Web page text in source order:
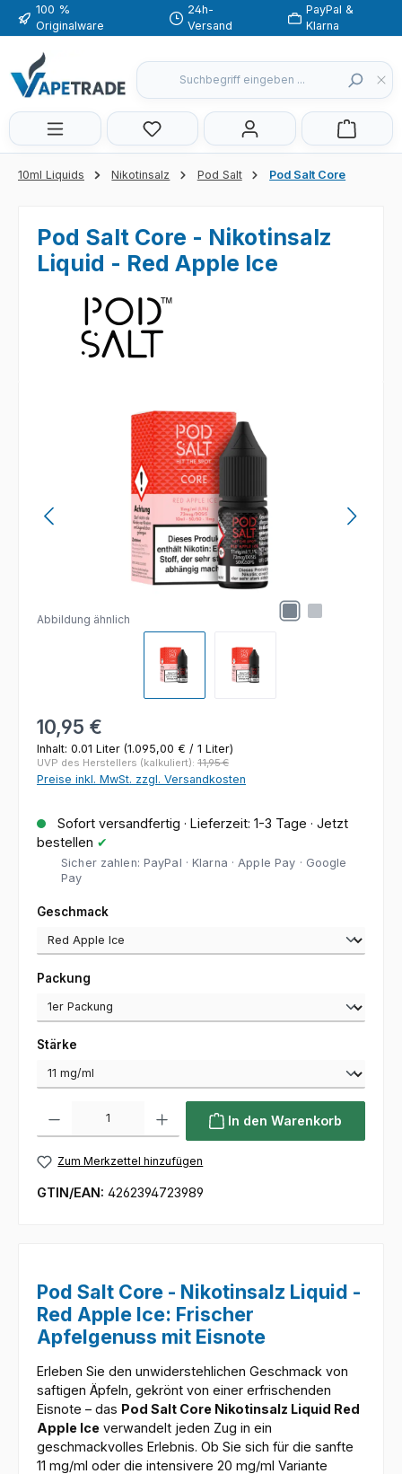
Zum Hauptinhalt springen
100 %
Originalware
24h-
Versand
PayPal &
Klarna
Du hast 0 Produkte auf dem
10ml Liquids Nikotinsalz Pod Salt Pod Salt Core
Pod Salt Core - Nikotinsalz
Liquid - Red Apple Ice
Bildergalerie überspringen
Abbildung ähnlich
Regulärer Preis:
10,95 €
Inhalt: 0.01 Liter (1.095,00 € / 1 Liter)
UVP des Herstellers (kalkuliert): 11,95 €
Preise inkl. MwSt. zzgl. Versandkosten
Sofort versandfertig · Lieferzeit: 1-3 Tage · Jetzt
bestellen ✔
Sicher zahlen: PayPal · Klarna · Apple Pay · Google
Pay
Geschmackauswählen
Packung
Stärke
In den Warenkorb
Zum Merkzettel hinzufügen
GTIN/EAN: 4262394723989
Pod Salt Core - Nikotinsalz Liquid -
Red Apple Ice: Frischer
Apfelgenuss mit Eisnote
Erleben Sie den unwiderstehlichen Geschmack von
saftigen Äpfeln, gekrönt von einer erfrischenden
Eisnote – das Pod Salt Core Nikotinsalz Liquid Red
Apple Ice verwandelt jeden Zug in ein
geschmackvolles Erlebnis. Ob Sie sich für die sanfte
11 mg/ml oder die intensivere 20 mg/ml Variante